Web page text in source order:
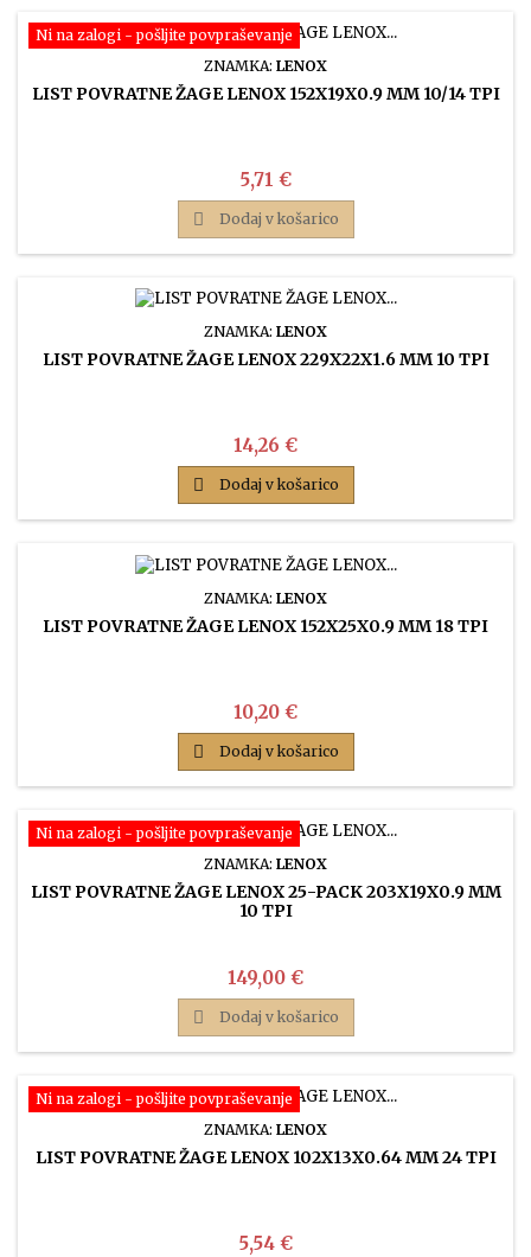
Ni na zalogi - pošljite povpraševanje
ZNAMKA: LENOX
LIST POVRATNE ŽAGE LENOX 152X19X0.9 MM 10/14 TPI
Cena
5,71 €
 Dodaj v košarico
ZNAMKA: LENOX
LIST POVRATNE ŽAGE LENOX 229X22X1.6 MM 10 TPI
Cena
14,26 €
 Dodaj v košarico
ZNAMKA: LENOX
LIST POVRATNE ŽAGE LENOX 152X25X0.9 MM 18 TPI
Cena
10,20 €
 Dodaj v košarico
Ni na zalogi - pošljite povpraševanje
ZNAMKA: LENOX
LIST POVRATNE ŽAGE LENOX 25-PACK 203X19X0.9 MM
10 TPI
Cena
149,00 €
 Dodaj v košarico
Ni na zalogi - pošljite povpraševanje
ZNAMKA: LENOX
LIST POVRATNE ŽAGE LENOX 102X13X0.64 MM 24 TPI
Cena
5,54 €